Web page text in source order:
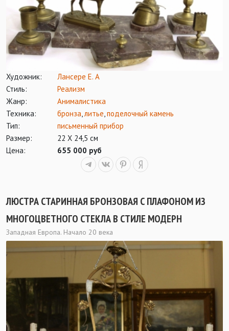
Художник:
Лансере Е. А
Стиль:
Реализм
Жанр:
Анималистика
Техника:
бронза литье поделочный камень
Тип:
письменный прибор
Размер:
22 Х 24,5 см
Цена:
655 000 руб
ЛЮСТРА СТАРИННАЯ БРОНЗОВАЯ С ПЛАФОНОМ ИЗ
МНОГОЦВЕТНОГО СТЕКЛА В СТИЛЕ МОДЕРН
Западная Европа. Начало 20 века